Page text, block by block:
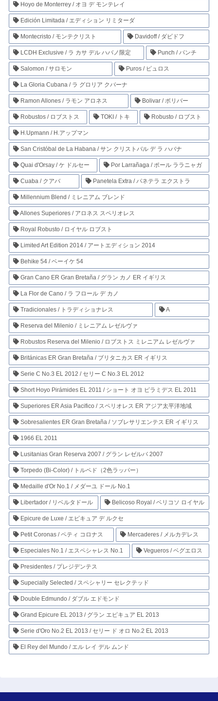
Hoyo de Monterrey / オヨ デ モンテレイ
Edición Limitada / エディション リミターダ
Montecristo / モンテクリスト Davidoff / ダビドフ
LCDH Exclusive / ラ カサ デル ハバノ限定 Punch / パンチ
Salomon / サロモン Puros / ピュロス
La Gloria Cubana / ラ グロリア クバーナ
Ramon Allones / ラモン アロネス Bolivar / ボリバー
Robustos / ロブストス TOKI / トキ Robusto / ロブスト
H.Upmann / H.アップマン
San Cristóbal de La Habana / サン クリストバル デ ラ ハバナ
Quai d'Orsay / ケ ドルセー Por Larrañaga / ポール ララニャガ
Cuaba / クアバ Panetela Extra / パネテラ エクストラ
Millennium Blend / ミレニアム ブレンド
Allones Superiores / アロネス スペリオレス
Royal Robusto / ロイヤル ロブスト
Limited Art Edition 2014 / アートエディション 2014
Behike 54 / ベーイケ 54
Gran Cano ER Gran Bretaña / グラン カノ ER イギリス
La Flor de Cano / ラ フロール デ カノ
Tradicionales / トラディショナレス A
Reserva del Milenio / ミレニアム レゼルヴァ
Robustos Reserva del Milenio / ロブストス ミレニアム レゼルヴァ
Británicas ER Gran Bretaña / ブリタニカス ER イギリス
Serie C No.3 EL 2012 / セリー C No.3 EL 2012
Short Hoyo Pirámides EL 2011 / ショート オヨ ピラミデス EL 2011
Superiores ER Asia Pacifico / スペリオレス ER アジア太平洋地域
Sobresalientes ER Gran Bretaña / ソブレサリエンテス ER イギリス
1966 EL 2011
Lusitanias Gran Reserva 2007 / グラン レゼルバ 2007
Torpedo (Bi-Color) / トルペド（2色ラッパー）
Medaille d'Or No.1 / メダーユ ドール No.1
Libertador / リベルタドール Belicoso Royal / ベリコソ ロイヤル
Epicure de Luxe / エピキュア デ ルクセ
Petit Coronas / ペティ コロナス Mercaderes / メルカデレス
Especiales No.1 / エスペシャレス No.1 Vegueros / ベグエロス
Presidentes / プレジデンテス
Supecially Selected / スペシャリー セレクテッド
Double Edmundo / ダブル エドモンド
Grand Epicure EL 2013 / グラン エピキュア EL 2013
Serie d'Oro No.2 EL 2013 / セリー ド オロ No.2 EL 2013
El Rey del Mundo / エル レイ デル ムンド